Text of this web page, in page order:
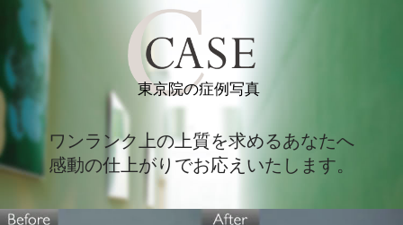
東京院の症例写真
ワンランク上の上質を求めるあなたへ
感動の仕上がりでお応えいたします。